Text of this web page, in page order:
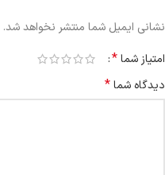
نشانی ایمیل شما منتشر نخواهد شد.
امتیاز شما*
دیدگاه شما*